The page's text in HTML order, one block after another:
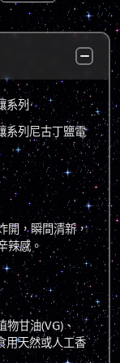
系列
系列尼古丁鹽電
開，瞬間清新，
辣感。
物甘油(VG)、
用天然或人工香